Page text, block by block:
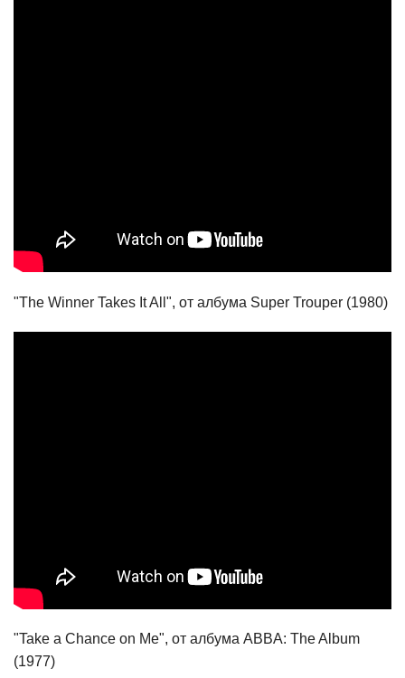
"The Winner Takes It All", от албума Super Trouper (1980)
"Take a Chance on Me", от албума ABBA: The Album
(1977)